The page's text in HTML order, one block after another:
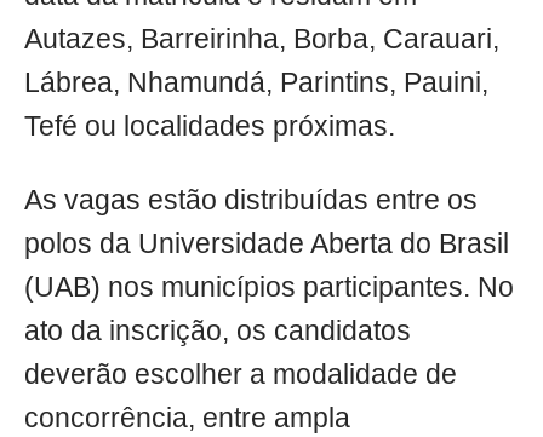
Autazes, Barreirinha, Borba, Carauari,
Lábrea, Nhamundá, Parintins, Pauini,
Tefé ou localidades próximas.
As vagas estão distribuídas entre os
polos da Universidade Aberta do Brasil
(UAB) nos municípios participantes. No
ato da inscrição, os candidatos
deverão escolher a modalidade de
concorrência, entre ampla